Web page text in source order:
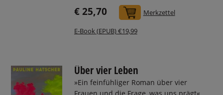
€ 25,70 In den Warenkorb
Merkzettel
E-Book (EPUB) €19,99
Über vier Leben
»Ein feinfühliger Roman über vier